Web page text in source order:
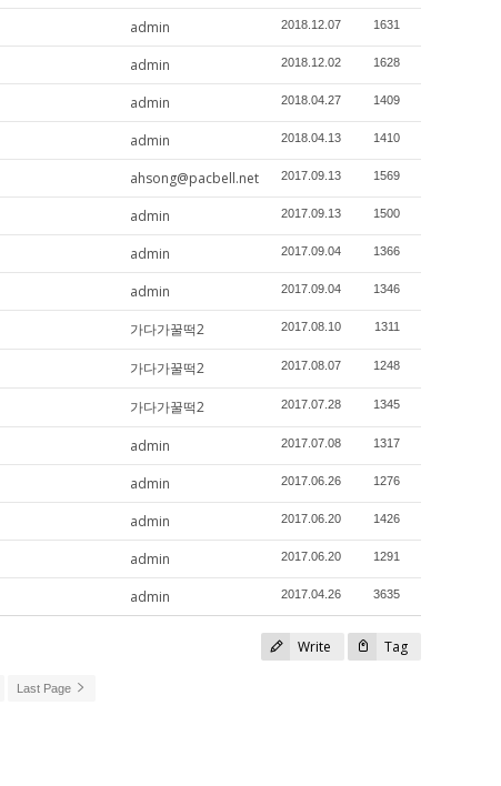
admin 2018.12.07 1631
admin 2018.12.02 1628
admin 2018.04.27 1409
admin 2018.04.13 1410
ahsong@pacbell.net 2017.09.13 1569
admin 2017.09.13 1500
admin 2017.09.04 1366
admin 2017.09.04 1346
가다가꿀떡2 2017.08.10 1311
가다가꿀떡2 2017.08.07 1248
가다가꿀떡2 2017.07.28 1345
admin 2017.07.08 1317
admin 2017.06.26 1276
admin 2017.06.20 1426
admin 2017.06.20 1291
admin 2017.04.26 3635
Write Tag
Last Page